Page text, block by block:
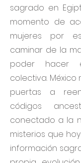
sagrado en
momento de
mujeres por
caminar de la
poder hacer
colectiva.
puertas a
códigos
conectado a la
misterios que
información